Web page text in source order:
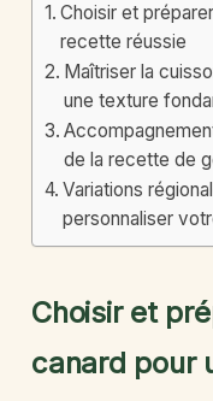
Choisir et
recette réussie
Maîtriser la
une texture
de la recette de
Variations
personnaliser
Choisir et
canard pour